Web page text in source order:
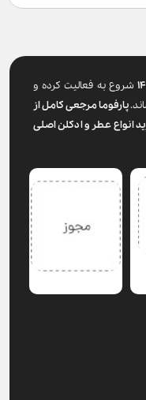
شروع به فعالیت کرده و
پارفومامرجعی کامل از
انواع عطر و ادکلن اصلی